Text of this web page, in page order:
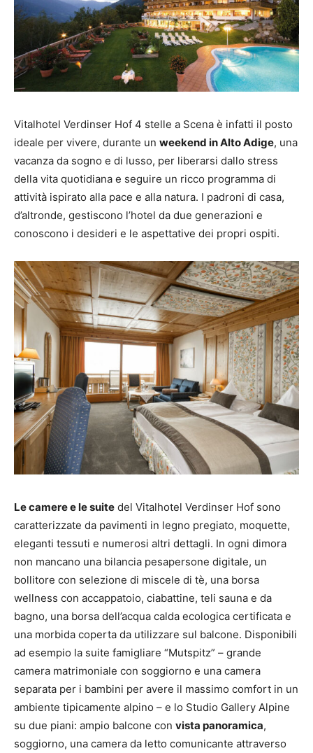
Vitalhotel Verdinser Hof 4 stelle a Scena è infatti il posto
ideale per vivere, durante un weekend in Alto Adige, una
vacanza da sogno e di lusso, per liberarsi dallo stress
della vita quotidiana e seguire un ricco programma di
attività ispirato alla pace e alla natura. I padroni di casa,
d’altronde, gestiscono l’hotel da due generazioni e
conoscono i desideri e le aspettative dei propri ospiti.
Le camere e le suite del Vitalhotel Verdinser Hof sono
caratterizzate da pavimenti in legno pregiato, moquette,
eleganti tessuti e numerosi altri dettagli. In ogni dimora
non mancano una bilancia pesapersone digitale, un
bollitore con selezione di miscele di tè, una borsa
wellness con accappatoio, ciabattine, teli sauna e da
bagno, una borsa dell’acqua calda ecologica certificata e
una morbida coperta da utilizzare sul balcone. Disponibili
ad esempio la suite famigliare “Mutspitz” – grande
camera matrimoniale con soggiorno e una camera
separata per i bambini per avere il massimo comfort in un
ambiente tipicamente alpino – e lo Studio Gallery Alpine
su due piani: ampio balcone con vista panoramica,
soggiorno, una camera da letto comunicante attraverso